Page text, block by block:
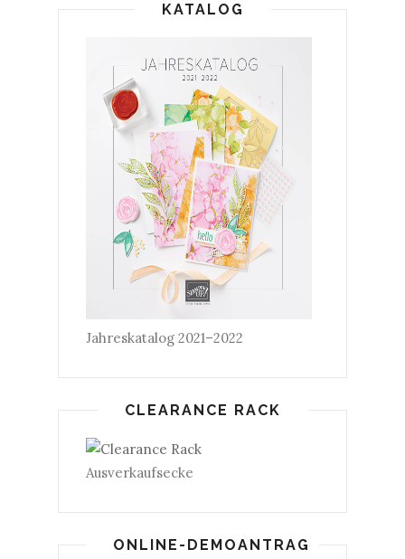
KATALOG
Jahreskatalog 2021–2022
CLEARANCE RACK
Ausverkaufsecke
ONLINE-DEMOANTRAG